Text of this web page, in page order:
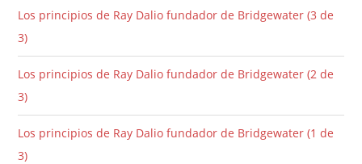
Los principios de Ray Dalio fundador de Bridgewater (3 de
3)
Los principios de Ray Dalio fundador de Bridgewater (2 de
3)
Los principios de Ray Dalio fundador de Bridgewater (1 de
3)